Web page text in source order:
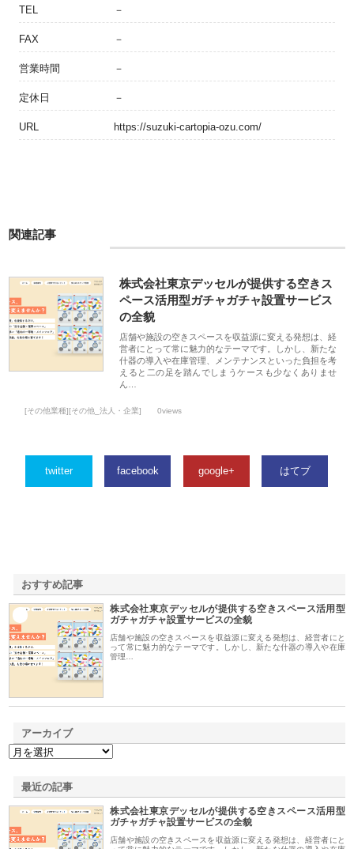
TEL －
FAX －
営業時間 －
定休日 －
URL https://suzuki-cartopia-ozu.com/
関連記事
株式会社東京デッセルが提供する空きス
ペース活用型ガチャガチャ設置サービス
の全貌
店舗や施設の空きスペースを収益源に変える発想は、経
営者にとって常に魅力的なテーマです。しかし、新たな
什器の導入や在庫管理、メンテナンスといった負担を考
えると二の足を踏んでしまうケースも少なくありませ
ん…
[その他業種][その他_法人・企業] 0views
twitter facebook google+ はてブ
おすすめ記事
株式会社東京デッセルが提供する空きスペース活用型
ガチャガチャ設置サービスの全貌
店舗や施設の空きスペースを収益源に変える発想は、経営者にと
って常に魅力的なテーマです。しかし、新たな什器の導入や在庫
管理…
アーカイブ
最近の記事
株式会社東京デッセルが提供する空きスペース活用型
ガチャガチャ設置サービスの全貌
店舗や施設の空きスペースを収益源に変える発想は、経営者にと